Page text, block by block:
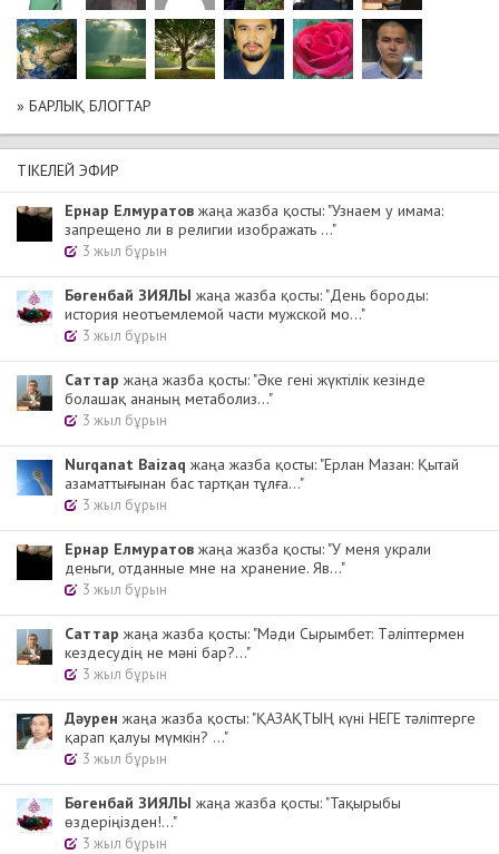
» БАРЛЫҚ БЛОГТАР
ТІКЕЛЕЙ ЭФИР
Ернар Елмуратов жаңа жазба қосты: "Узнаем у имама:
запрещено ли в религии изображать ..."
3 жыл бұрын
Бөгенбай ЗИЯЛЫ жаңа жазба қосты: "День бороды:
история неотъемлемой части мужской мо..."
3 жыл бұрын
Cаттар жаңа жазба қосты: "Әке гені жүктілік кезінде
болашақ ананың метаболиз..."
3 жыл бұрын
Nurqanat Baizaq жаңа жазба қосты: "Ерлан Мазан: Қытай
азаматтығынан бас тартқан тұлға..."
3 жыл бұрын
Ернар Елмуратов жаңа жазба қосты: "У меня украли
деньги, отданные мне на хранение. Яв..."
3 жыл бұрын
Cаттар жаңа жазба қосты: "Мәди Сырымбет: Тәліптермен
кездесудің не мәні бар?..."
3 жыл бұрын
Дәурен жаңа жазба қосты: "ҚАЗАҚТЫҢ күні НЕГЕ тәліптерге
қарап қалуы мүмкін? ..."
3 жыл бұрын
Бөгенбай ЗИЯЛЫ жаңа жазба қосты: "Тақырыбы
өздеріңізден!..."
3 жыл бұрын